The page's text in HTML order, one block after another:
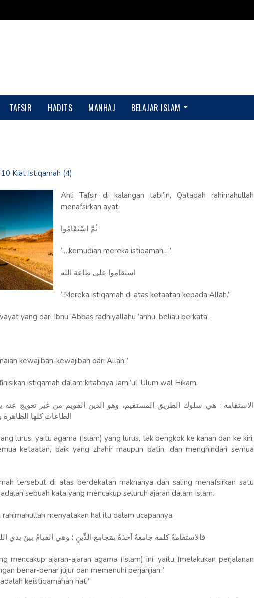
TAFSIR HADITS MANHAJ BELAJAR ISLAM
Kiat Istiqamah (4)
Ahli Tafsir di kalangan tabi’in, Qatadah rahimahullah
menafsirkan ayat,
ثُمَّ اسْتَقَامُوا
“…kemudian mereka istiqamah…”
استقاموا على طاعة الله
“Mereka istiqamah di atas ketaatan kepada Allah.”
yang dari Ibnu ‘Abbas radhiyallahu ‘anhu, beliau berkata,
kewajiban-kewajiban dari Allah.”
istiqamah dalam kitabnya Jami’ul ‘Ulum wal Hikam,
الاستقامة : هي سلوك الطريق المستقيم، وهو الدين القويم من غير تعويج
الطاعات كلها الظاهرة
lurus, yaitu agama (Islam) yang lurus, tak bengkok ke kanan dan ke kiri,
ketaatan, baik yang zhahir maupun batin, dan menghindari semua
tersebut di atas berdekatan maknanya dan saling menafsirkan satu
sebuah kata yang mencakup seluruh ajaran dalam Islam.
menyatakan hal itu dalam ucapannya,
فالاستقامةُ كلمة جامعةٌ آخذةٌ بمَجامِع الدِّينِ ؛ وهي القيامُ بينَ يدي
mencakup ajaran-ajaran agama (Islam) ini, yaitu (melakukan perjalanan
benar-benar jujur dan memenuhi perjanjian.”
keistiqamahan hati”